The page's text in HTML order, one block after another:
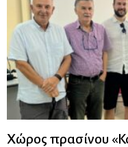
Χώρος πρασίνου